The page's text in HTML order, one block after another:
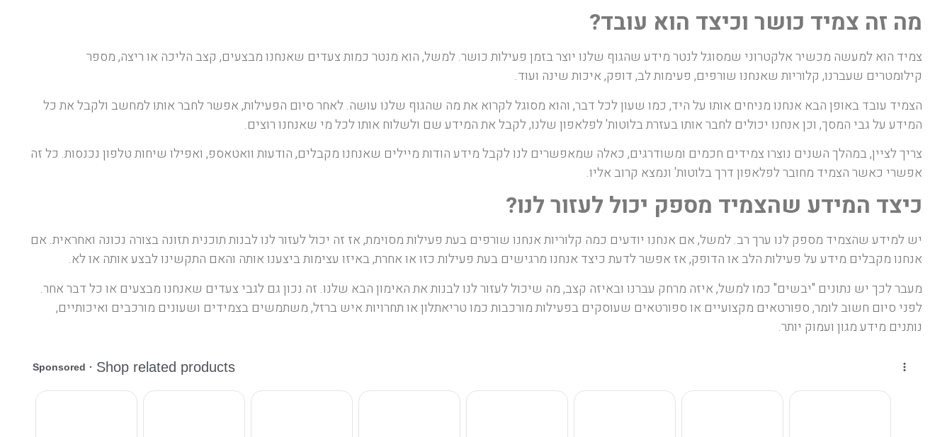
מה זה צמיד כושר וכיצד הוא עובד?
צמיד הוא למעשה מכשיר אלקטרוני שמסוגל לנטר מידע שהגוף שלנו יוצר בזמן פעילות כושר. למשל, הוא מנטר כמות צעדים שאנחנו מבצעים, קצב הליכה או ריצה, מספר
קילומטרים שעברנו, קלוריות שאנחנו שורפים, פעימות לב, דופק, איכות שינה ועוד.
הצמיד עובד באופן הבא אנחנו מניחים אותו על היד, כמו שעון לכל דבר, והוא מסוגל לקרוא את מה שהגוף שלנו עושה. לאחר סיום הפעילות, אפשר לחבר אותו למחשב ולקבל את כל
המידע על גבי המסך, וכן אנחנו יכולים לחבר אותו בעזרת בלוטות' לפלאפון שלנו, לקבל את המידע שם ולשלוח אותו לכל מי שאנחנו רוצים.
צריך לציין, במהלך השנים נוצרו צמידים חכמים ומשודרגים, כאלה שמאפשרים לנו לקבל מידע הודות מיילים שאנחנו מקבלים, הודעות וואטאספ, ואפילו שיחות טלפון נכנסות. כל זה
אפשרי כאשר הצמיד מחובר לפלאפון דרך בלוטות' ונמצא קרוב אליו.
כיצד המידע שהצמיד מספק יכול לעזור לנו?
יש למידע שהצמיד מספק לנו ערך רב. למשל, אם אנחנו יודעים כמה קלוריות אנחנו שורפים בעת פעילות מסוימת, אז זה יכול לעזור לנו לבנות תוכנית תזונה בצורה נכונה ואחראית. אם
אנחנו מקבלים מידע על פעילות הלב או הדופק, אז אפשר לדעת כיצד אנחנו מרגישים בעת פעילות כזו או אחרת, באיזו עצימות ביצענו אותה והאם התקשינו לבצע אותה או לא.
מעבר לכך יש נתונים "יבשים" כמו למשל, איזה מרחק עברנו ובאיזה קצב, מה שיכול לעזור לנו לבנות את האימון הבא שלנו. זה נכון גם לגבי צעדים שאנחנו מבצעים או כל דבר אחר.
לפני סיום חשוב לומר, ספורטאים מקצועיים או ספורטאים שעוסקים בפעילות מורכבות כמו טריאתלון או תחרויות איש ברזל, משתמשים בצמידים ושעונים מורכבים ואיכותיים,
נותנים מידע מגון ועמוק יותר.